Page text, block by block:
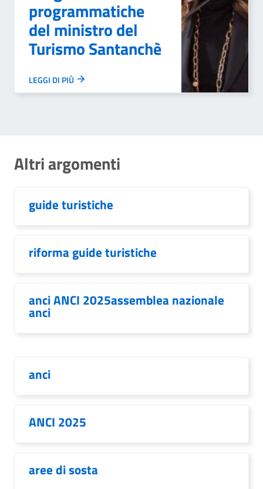
programmatiche
del ministro del
Turismo Santanchè
LEGGI DI PIÙ
Altri argomenti
guide turistiche
riforma guide turistiche
anci ANCI 2025assemblea nazionale
anci
anci
ANCI 2025
aree di sosta